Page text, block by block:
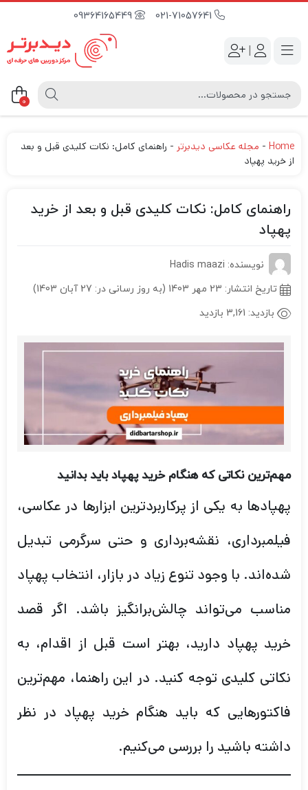
09364165449
|
0
Home
- مجله عکاسی دیدبرتر - راهنمای کامل: نکات کلیدی قبل و بعد
از خرید پهپاد
راهنمای کامل: نکات کلیدی قبل و بعد از خرید
پهپاد
نویسنده: Hadis maazi
تاریخ انتشار: 23 مهر 1403 (به روز رسانی در: 27 آبان 1403)
بازدید: 3,161 بازدید
مهم‌ترین نکاتی که هنگام خرید پهپاد باید بدانید
پهپادها به یکی از پرکاربردترین ابزارها در عکاسی،
فیلمبرداری، نقشه‌برداری و حتی سرگرمی تبدیل
شده‌اند. با وجود تنوع زیاد در بازار، انتخاب پهپاد
مناسب می‌تواند چالش‌برانگیز باشد. اگر قصد
خرید پهپاد دارید، بهتر است قبل از اقدام، به
نکاتی کلیدی توجه کنید. در این راهنما، مهم‌ترین
فاکتورهایی که باید هنگام خرید پهپاد در نظر
داشته باشید را بررسی می‌کنیم.